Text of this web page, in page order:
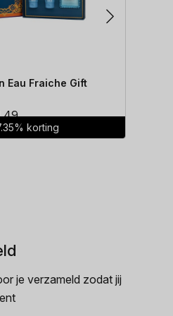
Eau Fraiche Gift
Huidige
prijskorting
je verzameld zodat jij